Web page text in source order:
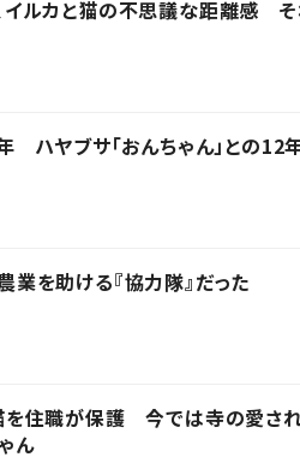
イルカと猫の不思議な距離感
ハヤブサ「おんちゃん」との
を助ける『協力隊』だった
を住職が保護 今では寺の愛さ
ん